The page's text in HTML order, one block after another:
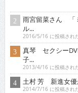
雨宮留菜さん 「
ル...
2016/5/16 に投稿され
真琴 セクシー
子...
2013/4/16 に投稿され
土村 芳 新進女優
2014/7/16 に投稿され